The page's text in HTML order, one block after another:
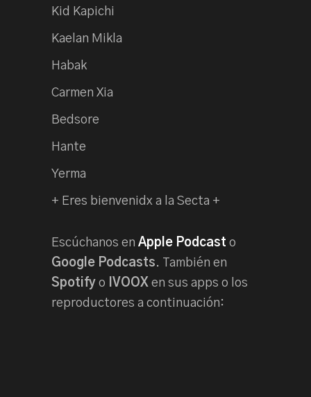
Kid Kapichi
Kaelan Mikla
Habak
Carmen Xia
Bedsore
Hante
Yerma
+ Eres bienvenidx a la Secta +
Escúchanos en Apple Podcast o
Google Podcasts. También en
Spotify o IVOOX en sus apps o los
reproductores a continuación: